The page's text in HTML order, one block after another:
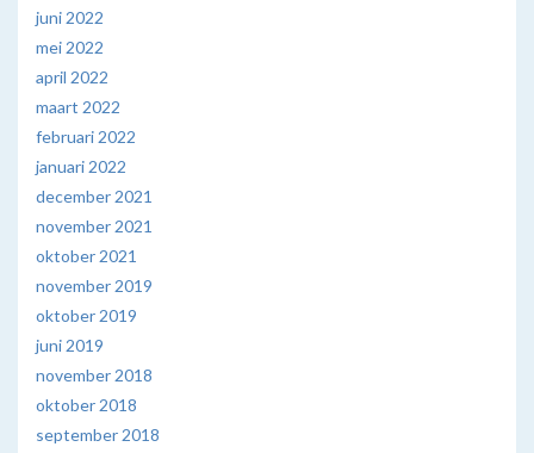
juni 2022
mei 2022
april 2022
maart 2022
februari 2022
januari 2022
december 2021
november 2021
oktober 2021
november 2019
oktober 2019
juni 2019
november 2018
oktober 2018
september 2018